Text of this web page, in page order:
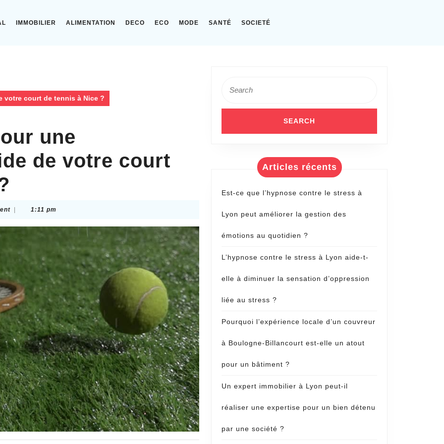
IMMOBILIER ALIMENTATION DECO ECO MODE SANTÉ SOCIETÉ
court de tennis à Nice ?
une
de votre court
1:11 pm
for:
Articles récents
Est-ce que l’hypnose contre le stress à
Lyon peut améliorer la gestion des
émotions au quotidien ?
L’hypnose contre le stress à Lyon aide-t-
elle à diminuer la sensation d’oppression
liée au stress ?
Pourquoi l’expérience locale d’un couvreur
à Boulogne-Billancourt est-elle un atout
pour un bâtiment ?
Un expert immobilier à Lyon peut-il
réaliser une expertise pour un bien détenu
par une société ?